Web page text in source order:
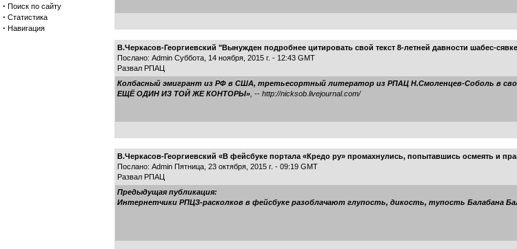
· Поиск по сайту
· Статистика
· Навигация
В.Черкасов-Георгиевский "Вынужден подробнее цитировать свой текст 8-летней давности шабес-
Послано: Admin Суббота, 14 ноября, 2015 г. - 12:43 GMT
Развал РПАЦ
Колбасный эмигрант из РФ в США, третьесортный литератор из РПАЦ Н.Смоленцев-Соболь в
ЕЩЁ ОДИН ИЗ ТОЙ ЖЕ КОНТОРЫ» , -- http://nicksob.livejournal.com/
В.Черкасов-Георгиевский «В фейсбуке портала «Кредо ру» промахнулись, попытавшись осмеять и
Послано: Admin Пятница, 23 октября, 2015 г. - 09:19 GMT
Развал РПАЦ
Предыдущая публикация:
Интернетчики РПЦЗ-расколков в фейсбуке разоблачают глупость, дикость, тупость